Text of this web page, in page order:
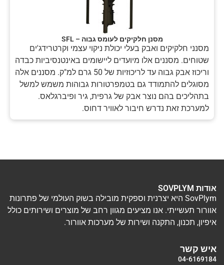
מסנן חלקיקים לעומס גבוה – SFL
מסנני חלקיקים ואבק בעלי יכולת ניקוי עצמי וקרטרידג'ים
שטוחים. מסננים אלו מיועדים ליישומים באינטנסיביות כבדה
וריכוז אבק גבוה עד לריכוזיות של 50 גרם למ"ק. מסננים אלה
מסוגלים להתמודד גם בטמפרטורות גבוהות משמש למשל
בתהליכים בהם נוצר אבק של גרפית, גיר ופיברגלאס.
למערכת זאת נדרש חיבור לאוויר דחוס.
אודות SOVPLYM
SovPlym היא יצרנית וספקית מובילה בשוק העולמי של פתרונות
אוורור תעשייתי. אנו מציעים מגוון רחב של מוצרים ושירותים כולל
איפיון, תכנון, התקנה ושירות של מערכות אוורור.
איש קשר
04-6169184